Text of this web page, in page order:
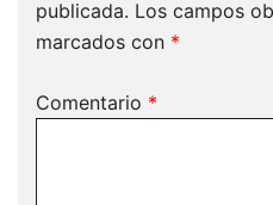
publicada. Los campos
marcados con *
Comentario *